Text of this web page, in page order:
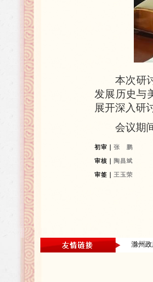
本次研
发展历史与
展开深入研
会议期
初审｜ 张 鹏
审核｜ 陶昌斌
审签｜ 王玉荣
滁州政